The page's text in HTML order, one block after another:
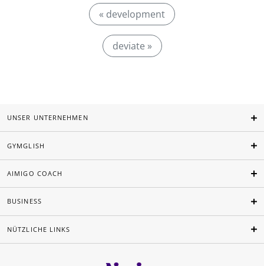
« development
deviate »
UNSER UNTERNEHMEN
GYMGLISH
AIMIGO COACH
BUSINESS
NÜTZLICHE LINKS